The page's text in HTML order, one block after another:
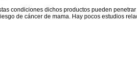
condiciones dichos productos pueden
de cáncer de mama. Hay pocos estudios